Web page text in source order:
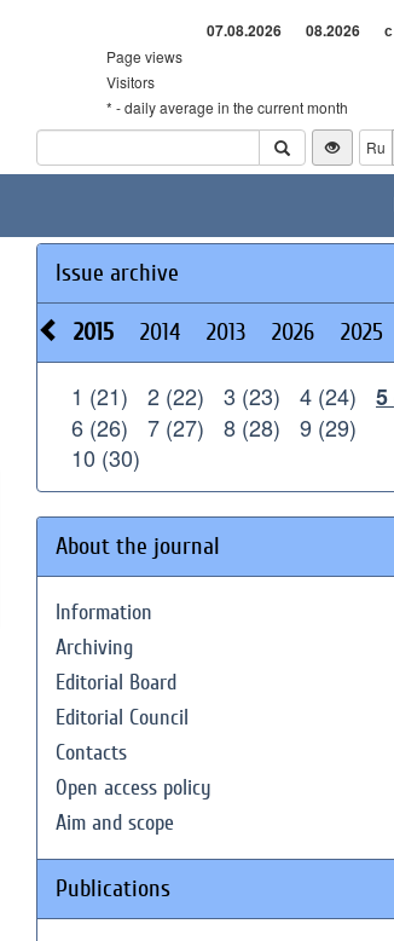
07.08.2026 08.2026
Page views
Visitors
* - daily average in the current month
Ru
Issue archive
2015 2014 2013 2026 2025
1 (21) 2 (22) 3 (23) 4 (24)
5
6 (26)
7 (27) 8 (28)
9 (29)
10 (30)
About the journal
Information
Archiving
Editorial Board
Editorial Council
Contacts
Open access policy
Aim and scope
Publications